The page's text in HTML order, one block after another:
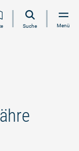
Suche Menü